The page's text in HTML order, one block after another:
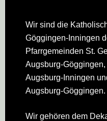
Footer
Wir sind die
Göggingen-Inningen
Pfarrgemeinden St.
Augsburg-
Augsburg-Inningen
Augsburg-Göggingen.
Wir gehören dem